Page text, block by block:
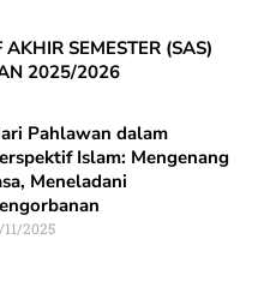
SEMESTER (SAS)
2025/2026
Pahlawan dalam
Islam: Mengenang
Meneladani
11/2025